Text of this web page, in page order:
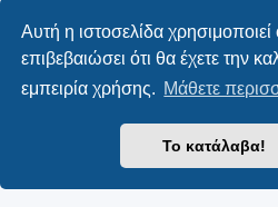
Αυτή η ιστοσελίδα
επιβεβαιώσει ότι θα έχετε την
εμπειρία χρήσης. Μάθετε
Το κατάλαβα!